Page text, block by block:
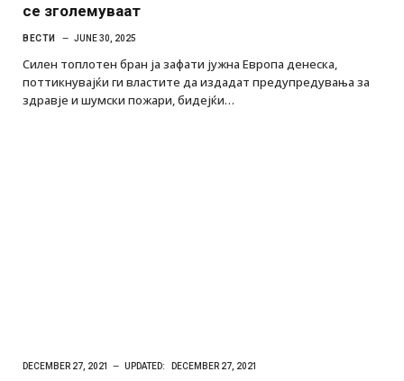
се зголемуваат
ВЕСТИ JUNE 30, 2025
Силен топлотен бран ја зафати јужна Европа денеска,
поттикнувајќи ги властите да издадат предупредувања за
здравје и шумски пожари, бидејќи…
DECEMBER 27, 2021 UPDATED: DECEMBER 27, 2021